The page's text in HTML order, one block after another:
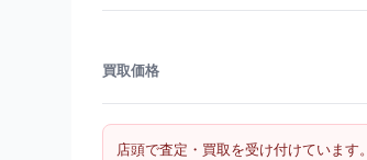
買取価格
店頭で査定・買取を受け付けています。